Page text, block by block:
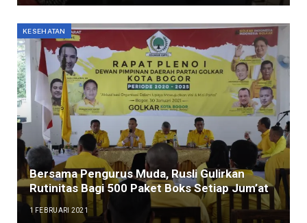
KESEHATAN
Bersama Pengurus Muda, Rusli Gulirkan
Rutinitas Bagi 500 Paket Boks Setiap Jum’at
1 FEBRUARI 2021